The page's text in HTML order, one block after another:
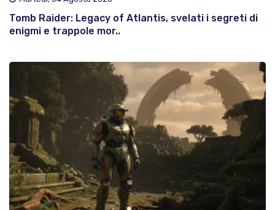
Tomb Raider: Legacy of Atlantis, svelati i segreti di
enigmi e trappole mor..